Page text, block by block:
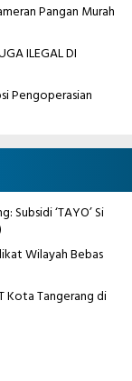
Pangan Murah
ILEGAL DI
Pengoperasian
Subsidi ‘TAYO’ Si
Wilayah Bebas
Kota Tangerang di